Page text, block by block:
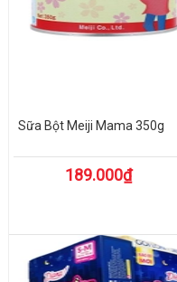
Sữa Bột Meiji Mama 350g
189.000₫